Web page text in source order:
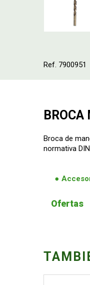
Ref. 7900951
Broca de
normativa
Ofertas